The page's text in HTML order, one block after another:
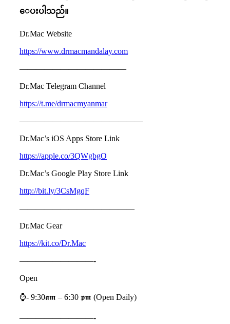
ေပးပါသည်။
Dr.Mac Website
https://www.drmacmandalay.com
—————————————
Dr.Mac Telegram Channel
https://t.me/drmacmyanmar
———————————————
Dr.Mac’s iOS Apps Store Link
https://apple.co/3QWgbgO
Dr.Mac’s Google Play Store Link
http://bit.ly/3CsMgqF
——————————————
Dr.Mac Gear
https://kit.co/Dr.Mac
—————————-
Open
⌚️- 9:30𝖆𝖒 – 6:30 𝖕𝖒 (Open Daily)
—————————-